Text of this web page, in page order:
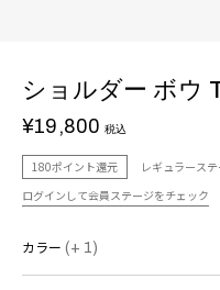
ショルダー ボウ
¥19,800 税込
180ポイント還元
レギュラース
ログインして会員ステージをチェック
カラー (+ 1)